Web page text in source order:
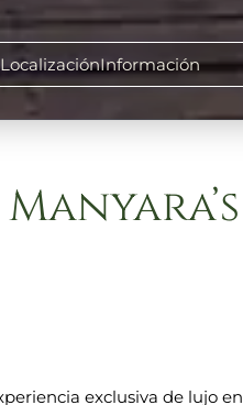
LocalizaciónInformación
exclusiva de lujo en